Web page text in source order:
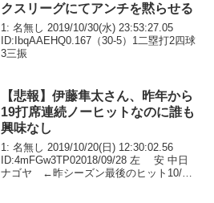
クスリーグにてアンチを黙らせる
1: 名無し 2019/10/30(水) 23:53:27.05
ID:IbqAAEHQ0.167（30-5）1二塁打2四球
3三振
【悲報】伊藤隼太さん、昨年から
19打席連続ノーヒットなのに誰も
興味なし
1: 名無し 2019/10/20(日) 12:30:02.56
ID:4mFGw3TP02018/09/28 左 安 中日
ナゴヤ ←昨シーズン最後のヒット10/01